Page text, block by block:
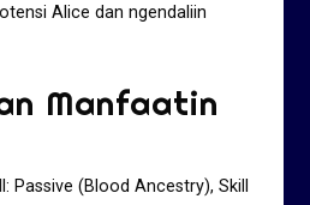
Alice dan ngendaliin
Manfaatin
Passive (Blood Ancestry), Skill